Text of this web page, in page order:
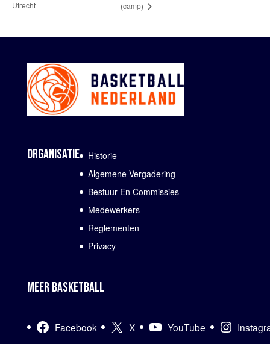
Utrecht
(camp)
ORGANISATIE
Historie
Algemene Vergadering
Bestuur En Commissies
Medewerkers
Reglementen
Privacy
MEER BASKETBALL
Facebook X YouTube